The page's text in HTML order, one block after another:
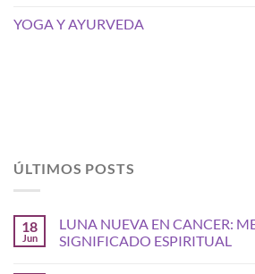
YOGA Y AYURVEDA
ÚLTIMOS POSTS
18
Jun
LUNA NUEVA EN CANCER:
SIGNIFICADO ESPIRITUAL